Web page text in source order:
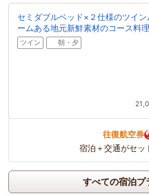
セミダブルベッド×２仕様のツイ
ームある地元新鮮素材のコース料理
ツイン 朝・夕
往復航空券
宿泊＋交通がセッ
すべての宿泊プ